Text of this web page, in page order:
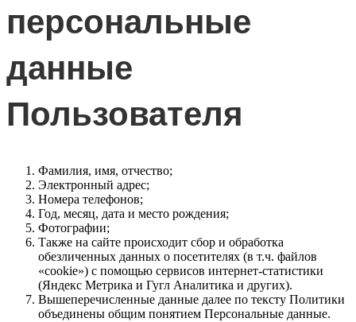
персональные
данные
Пользователя
Фамилия, имя, отчество;
Электронный адрес;
Номера телефонов;
Год, месяц, дата и место рождения;
Фотографии;
Также на сайте происходит сбор и обработка
обезличенных данных о посетителях (в т.ч. файлов
«cookie») с помощью сервисов интернет-статистики
(Яндекс Метрика и Гугл Аналитика и других).
Вышеперечисленные данные далее по тексту Политики
объединены общим понятием Персональные данные.